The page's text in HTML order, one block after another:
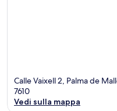
Calle Vaixell 2, Palma de
7610
Vedi sulla mappa